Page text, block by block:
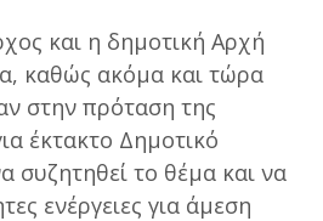
και η δημοτική Αρχή
καθώς ακόμα και τώρα
στην πρόταση της
έκτακτο Δημοτικό
συζητηθεί το θέμα και να
ενέργειες για άμεση